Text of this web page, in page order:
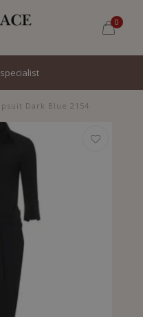
0
Dark Blue 2154